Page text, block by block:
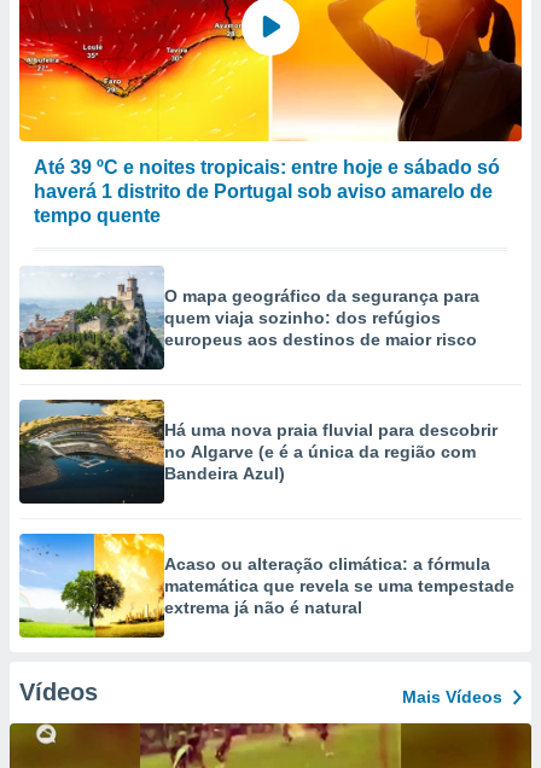
Até 39 ºC e noites tropicais: entre hoje e sábado só
haverá 1 distrito de Portugal sob aviso amarelo de
tempo quente
O mapa geográfico da segurança para
quem viaja sozinho: dos refúgios
europeus aos destinos de maior risco
Há uma nova praia fluvial para descobrir
no Algarve (e é a única da região com
Bandeira Azul)
Acaso ou alteração climática: a fórmula
matemática que revela se uma tempestade
extrema já não é natural
Vídeos Mais Vídeos